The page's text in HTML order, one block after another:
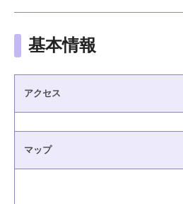
基本情報
アクセス
マップ